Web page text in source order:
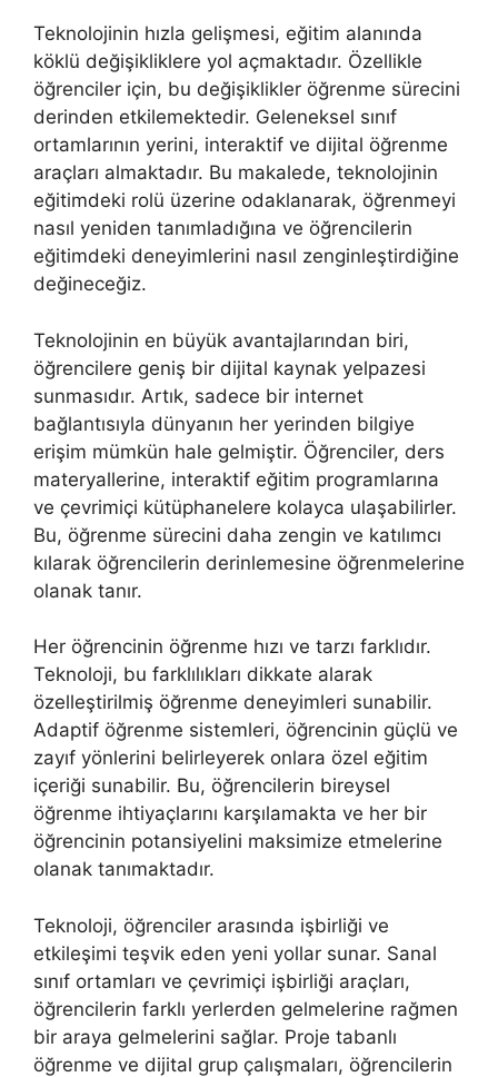
Teknolojinin hızla gelişmesi, eğitim alanında
köklü değişikliklere yol açmaktadır. Özellikle
öğrenciler için, bu değişiklikler öğrenme sürecini
derinden etkilemektedir. Geleneksel sınıf
ortamlarının yerini, interaktif ve dijital öğrenme
araçları almaktadır. Bu makalede, teknolojinin
eğitimdeki rolü üzerine odaklanarak, öğrenmeyi
nasıl yeniden tanımladığına ve öğrencilerin
eğitimdeki deneyimlerini nasıl zenginleştirdiğine
değineceğiz.
Teknolojinin en büyük avantajlarından biri,
öğrencilere geniş bir dijital kaynak yelpazesi
sunmasıdır. Artık, sadece bir internet
bağlantısıyla dünyanın her yerinden bilgiye
erişim mümkün hale gelmiştir. Öğrenciler, ders
materyallerine, interaktif eğitim programlarına
ve çevrimiçi kütüphanelere kolayca ulaşabilirler.
Bu, öğrenme sürecini daha zengin ve katılımcı
kılarak öğrencilerin derinlemesine öğrenmelerine
olanak tanır.
Her öğrencinin öğrenme hızı ve tarzı farklıdır.
Teknoloji, bu farklılıkları dikkate alarak
özelleştirilmiş öğrenme deneyimleri sunabilir.
Adaptif öğrenme sistemleri, öğrencinin güçlü ve
zayıf yönlerini belirleyerek onlara özel eğitim
içeriği sunabilir. Bu, öğrencilerin bireysel
öğrenme ihtiyaçlarını karşılamakta ve her bir
öğrencinin potansiyelini maksimize etmelerine
olanak tanımaktadır.
Teknoloji, öğrenciler arasında işbirliği ve
etkileşimi teşvik eden yeni yollar sunar. Sanal
sınıf ortamları ve çevrimiçi işbirliği araçları,
öğrencilerin farklı yerlerden gelmelerine rağmen
bir araya gelmelerini sağlar. Proje tabanlı
öğrenme ve dijital grup çalışmaları, öğrencilerin